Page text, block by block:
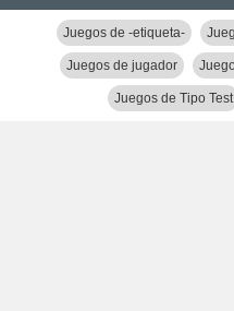
Juegos de -etiqueta-
Juegos de jugador
Juegos de Tipo Test